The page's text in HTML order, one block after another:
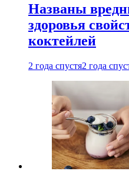
Названы
здоровья
коктейлей
2 года спустя2 года